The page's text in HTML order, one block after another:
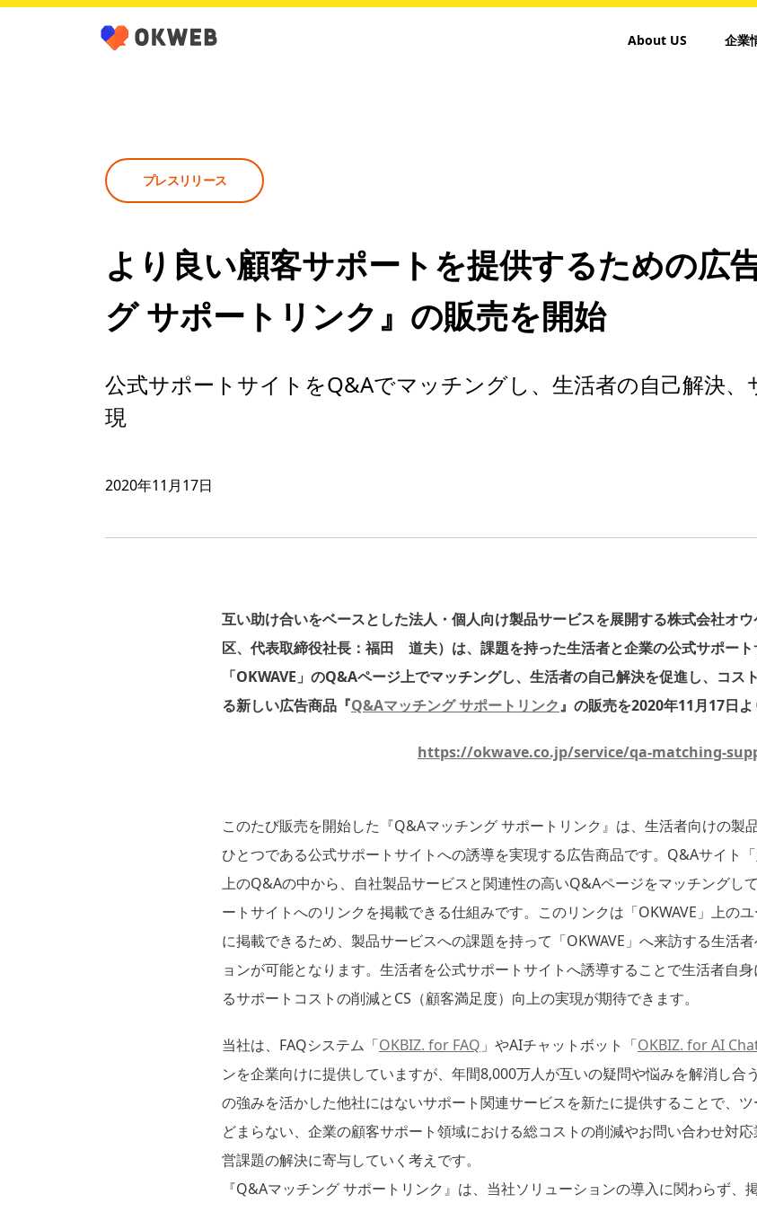
About US 企業
プレスリリース
より良い顧客サポートを提供するための広
グ サポートリンク』の販売を開始
公式サポートサイトをQ&Aでマッチングし、生活者の自己解決、
現
2020年11月17日
互い助け合いをベースとした法人・個人向け製品サービスを展開する株式会社オ
区、代表取締役社長：福田 道夫）は、課題を持った生活者と企業の公式サポー
「OKWAVE」のQ&Aページ上でマッチングし、生活者の自己解決を促進し、コス
る新しい広告商品『Q&Aマッチング サポートリンク』の販売を2020年11月17日よ
https://okwave.co.jp/service/qa-matching-
このたび販売を開始した『Q&Aマッチング サポートリンク』は、生活者向けの製
ひとつである公式サポートサイトへの誘導を実現する広告商品です。Q&Aサイト「
上のQ&Aの中から、自社製品サービスと関連性の高いQ&Aページをマッチングし
ートサイトへのリンクを掲載できる仕組みです。このリンクは「OKWAVE」上の
に掲載できるため、製品サービスへの課題を持って「OKWAVE」へ来訪する生活
ョンが可能となります。生活者を公式サポートサイトへ誘導することで生活者自
るサポートコストの削減とCS（顧客満足度）向上の実現が期待できます。
当社は、FAQシステム「OKBIZ. for FAQ 」やAIチャットボット「OKBIZ. for AI
ンを企業向けに提供していますが、年間8,000万人が互いの疑問や悩みを解消し合
の強みを活かした他社にはないサポート関連サービスを新たに提供することで、
どまらない、企業の顧客サポート領域における総コストの削減やお問い合わせ対
営課題の解決に寄与していく考えです。
『Q&Aマッチング サポートリンク』は、当社ソリューションの導入に関わらず、